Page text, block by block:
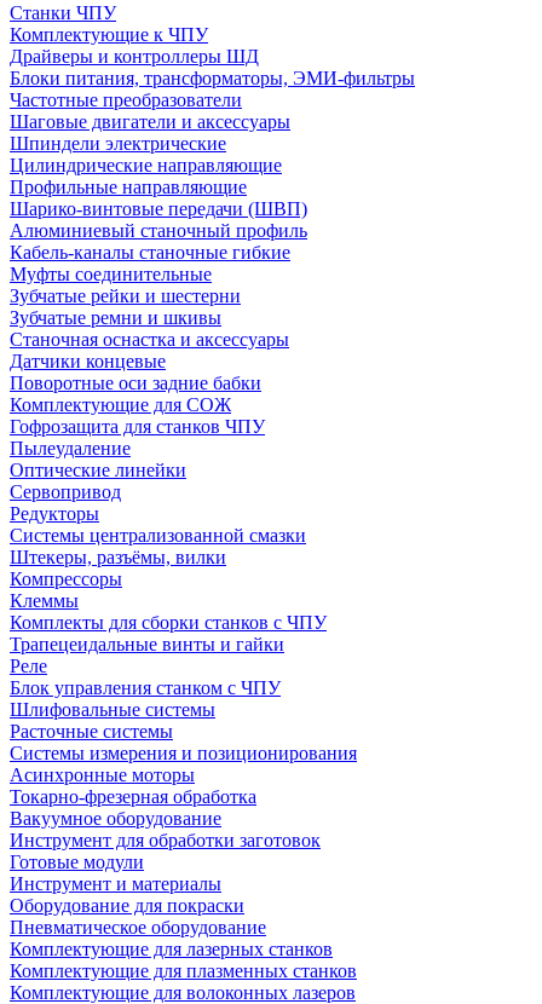
Станки ЧПУ
Комплектующие к ЧПУ
Драйверы и контроллеры ШД
Блоки питания, трансформаторы, ЭМИ-фильтры
Частотные преобразователи
Шаговые двигатели и аксессуары
Шпиндели электрические
Цилиндрические направляющие
Профильные направляющие
Шарико-винтовые передачи (ШВП)
Алюминиевый станочный профиль
Кабель-каналы станочные гибкие
Муфты соединительные
Зубчатые рейки и шестерни
Зубчатые ремни и шкивы
Станочная оснастка и аксессуары
Датчики концевые
Поворотные оси задние бабки
Комплектующие для СОЖ
Гофрозащита для станков ЧПУ
Пылеудаление
Оптические линейки
Сервопривод
Редукторы
Системы централизованной смазки
Штекеры, разъёмы, вилки
Компрессоры
Клеммы
Комплекты для сборки станков с ЧПУ
Трапецеидальные винты и гайки
Реле
Блок управления станком с ЧПУ
Шлифовальные системы
Расточные системы
Системы измерения и позиционирования
Асинхронные моторы
Токарно-фрезерная обработка
Вакуумное оборудование
Инструмент для обработки заготовок
Готовые модули
Инструмент и материалы
Оборудование для покраски
Пневматическое оборудование
Комплектующие для лазерных станков
Комплектующие для плазменных станков
Комплектующие для волоконных лазеров